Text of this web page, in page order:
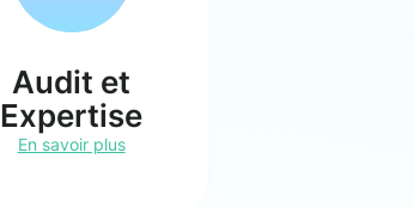
Audit et
Expertise
En savoir plus